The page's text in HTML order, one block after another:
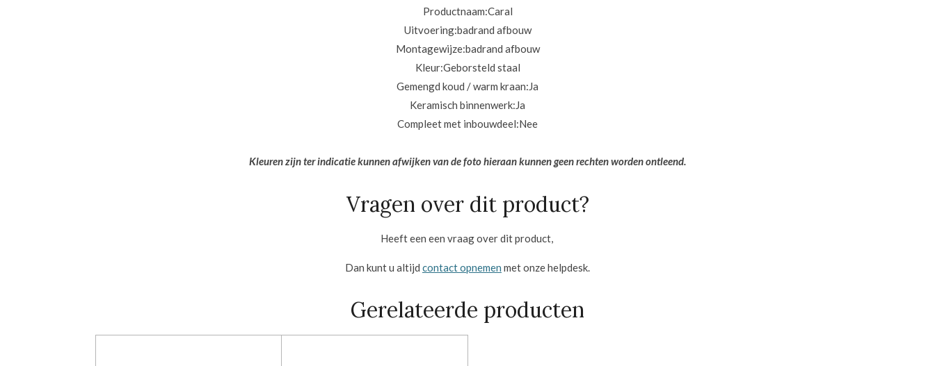
Productnaam:Caral
Uitvoering:badrand afbouw
Montagewijze:badrand afbouw
Kleur:Geborsteld staal
Gemengd koud / warm kraan:Ja
Keramisch binnenwerk:Ja
Compleet met inbouwdeel:Nee
Kleuren zijn ter indicatie kunnen afwijken van de foto hieraan kunnen geen rechten worden ontleend.
Vragen over dit product?
Heeft een een vraag over dit product,
Dan kunt u altijd contact opnemen met onze helpdesk.
Gerelateerde producten